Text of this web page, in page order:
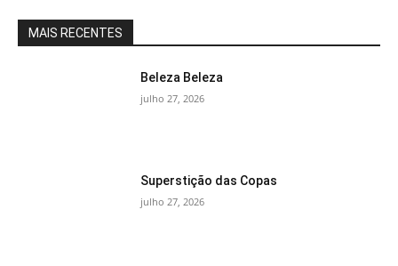
MAIS RECENTES
Beleza Beleza
julho 27, 2026
Superstição das Copas
julho 27, 2026